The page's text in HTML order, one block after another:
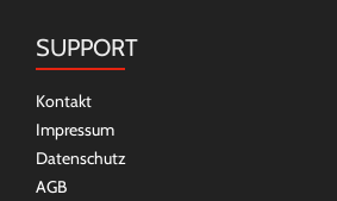
SUPPORT
Kontakt
Impressum
Datenschutz
AGB